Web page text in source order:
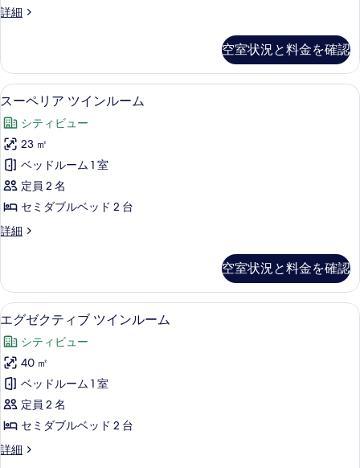
を
す
る
ム
す
べ
て
の
写
真
を
表
示
詳細
ス
ア
ル
ー
の
詳
細
空室状況と料金を確認
ス
ー
ペ
リ
ア
ツ
ン
ー
ム
の
す
べ
て
の
写
真
スーペリア ツインルーム | 高級寝具
5
スーペリア ツインルーム
シティビュー
23 ㎡
ベッドルーム 1 室
定員 2 名
セミダブルベッド 2 台
詳細
ス
ア
ツ
イ
ル
ー
ム
の
詳
細
空室状況と料金を確認
エ
グ
ゼ
ク
テ
ィ
ツ
エグゼクティブ ツインルーム | 高級
4
エグゼクティブ ツインルーム
シティビュー
40 ㎡
ベッドルーム 1 室
定員 2 名
セミダブルベッド 2 台
詳細
エ